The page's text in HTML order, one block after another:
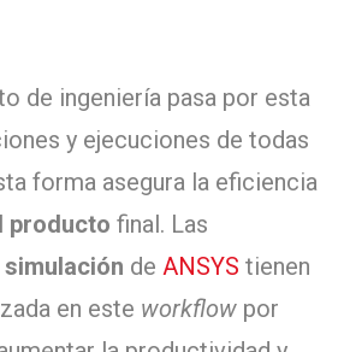
de ingeniería pasa por esta
y ejecuciones de todas
forma asegura la eficiencia
producto final. Las
de ANSYS tienen
en este workflow por